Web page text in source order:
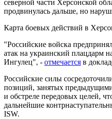
северной части Херсонской
продвинулась дальше, но
Карта боевых действий в
"Российские войска
атак на украинский плацдарм
Ингулец", - отмечается в
Российские силы
позиций, занятых
и обстреле передовых целей,
дальнейшие
ISW.